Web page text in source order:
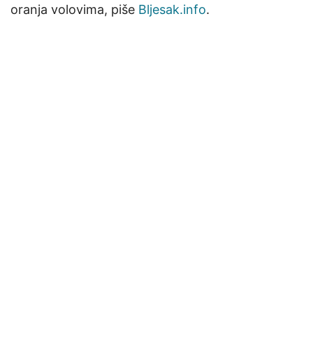
oranja volovima, piše Bljesak.info.